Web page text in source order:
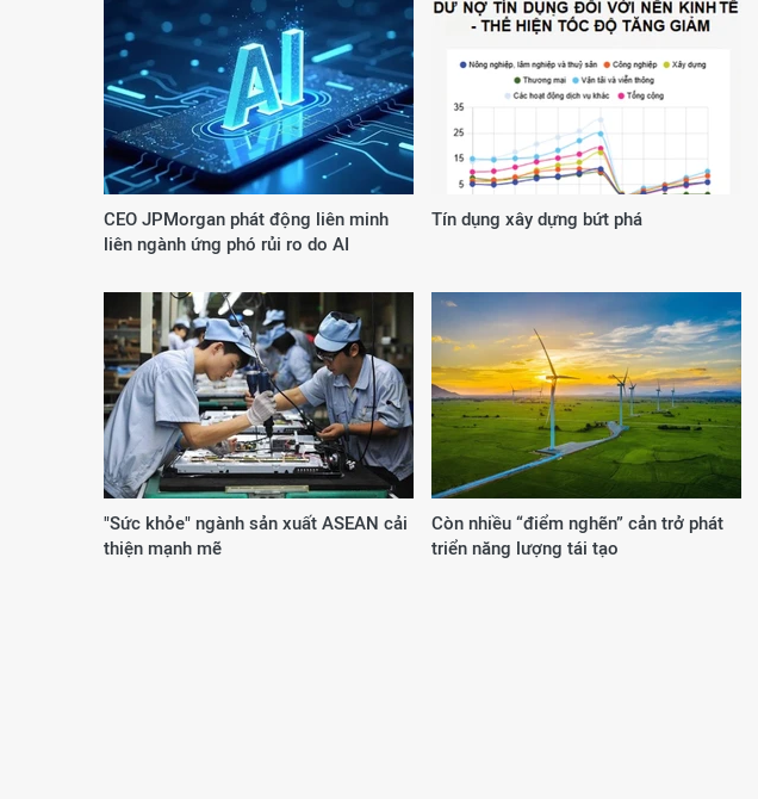
CEO JPMorgan phát động liên minh
liên ngành ứng phó rủi ro do AI
Tín dụng xây dựng bứt phá
"Sức khỏe" ngành sản xuất ASEAN cải
thiện mạnh mẽ
Còn nhiều “điểm nghẽn” cản trở phát
triển năng lượng tái tạo